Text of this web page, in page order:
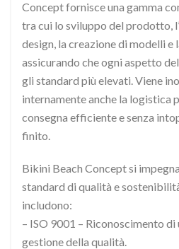
Concept fornisce una gamma
tra cui lo sviluppo del prodotto,
design, la creazione di modelli e
assicurando che ogni aspetto
gli standard più elevati. Viene
internamente anche la logistica
consegna efficiente e senza
finito.
Bikini Beach Concept si
standard di qualità e
includono:
– ISO 9001 – Riconoscimento
gestione della qualità.